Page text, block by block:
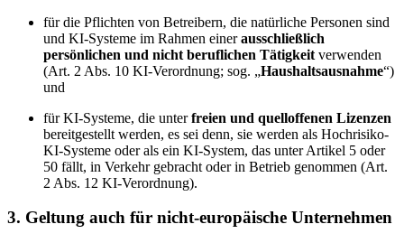
für die Pflichten von Betreibern, die natürliche Personen sind
und KI‑Systeme im Rahmen einerausschließlich
persönlichen und nicht beruflichen Tätigkeit verwenden
(Art. 2 Abs. 10 KI-Verordnung; sog. „Haushaltsausnahme“)
und
für KI‑Systeme, die unterfreien und quelloffenen Lizenzen
bereitgestellt werden, es sei denn, sie werden als Hochrisiko-
KI‑Systeme oder als ein KI‑System, das unter Artikel 5 oder
50 fällt, in Verkehr gebracht oder in Betrieb genommen (Art.
2 Abs. 12 KI-Verordnung).
3. Geltung auch für nicht-europäische Unternehmen